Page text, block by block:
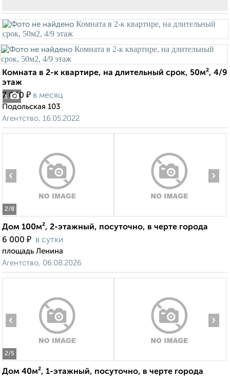
1
Комната в 2-к квартире, на длительный срок, 50м², 4/9
этаж
7 000 ₽ в месяц
Подольская 103
Агентство, 16.05.2022
2/8
‹ ›
Дом 100м², 2-этажный, посуточно, в черте города
6 000 ₽ в сутки
площадь Ленина
Агентство, 06.08.2026
2/5
‹ ›
Дом 40м², 1-этажный, посуточно, в черте города